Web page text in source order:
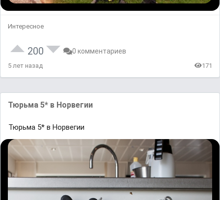
Интересное
200 0 комментариев
5 лет назад 171
Тюрьма 5* в Норвегии
Тюрьма 5* в Норвегии